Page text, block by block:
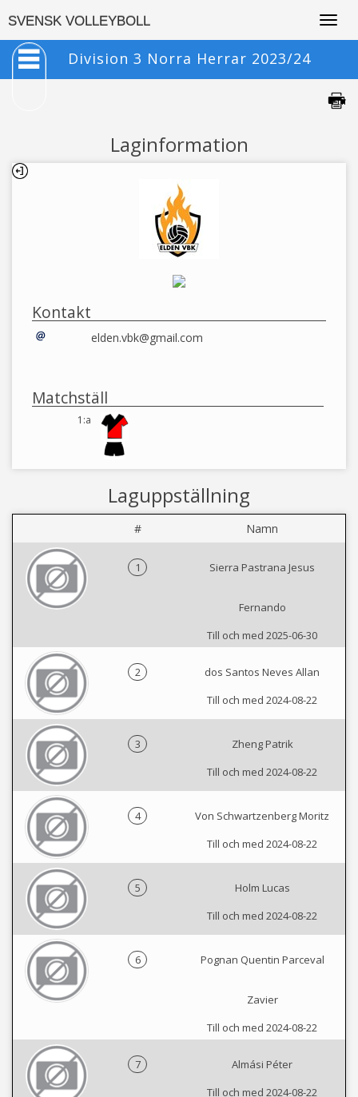
SVENSK VOLLEYBOLL
Division 3 Norra Herrar 2023/24
Laginformation
Kontakt
elden.vbk@gmail.com
Matchställ
1:a
Laguppställning
# Namn
1 Sierra Pastrana Jesus
Fernando
Till och med 2025-06-30
2
dos Santos Neves Allan
Till och med 2024-08-22
3
Zheng Patrik
Till och med 2024-08-22
4
Von Schwartzenberg Moritz
Till och med 2024-08-22
5
Holm Lucas
Till och med 2024-08-22
6 Pognan Quentin Parceval
Zavier
Till och med 2024-08-22
7
Almási Péter
Till och med 2024-08-22